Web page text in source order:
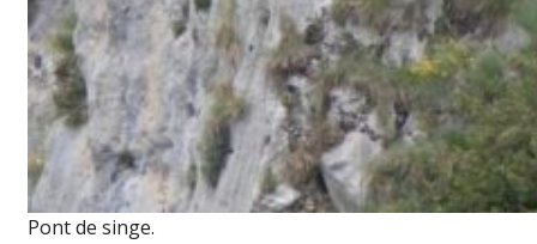
Pont de singe.